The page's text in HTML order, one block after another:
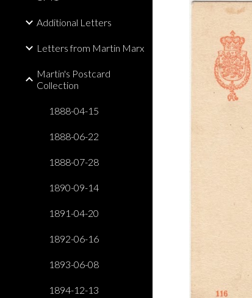
Additional Letters
Letters from Martin Marx
Martin's Postcard
Collection
1888-04-15
1888-06-22
1888-07-28
1890-09-14
1891-04-20
1892-06-16
1893-06-08
1894-12-13